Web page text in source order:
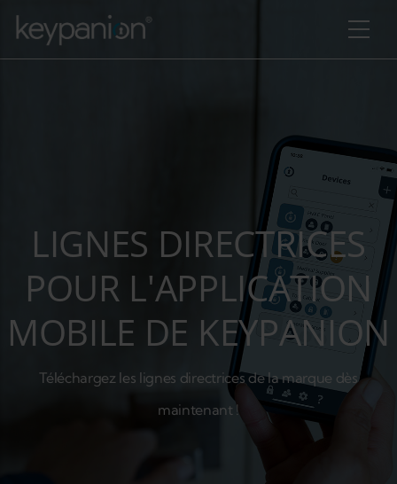
Aller au contenu principal
les actions supplémentaires
LIGNES DIRECTRICES
POUR L'APPLICATION
MOBILE DE KEYPANION
Téléchargez les lignes directrices de la marque dès
maintenant !